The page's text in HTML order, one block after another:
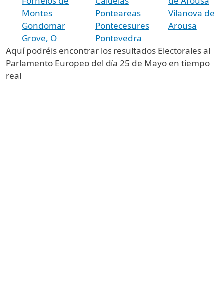
Montes
Gondomar
Grove, O
Ponteareas
Pontecesures
Pontevedra
Vilanova de
Arousa
Aquí podréis encontrar los resultados Electorales al
Parlamento Europeo del día 25 de Mayo en tiempo
real